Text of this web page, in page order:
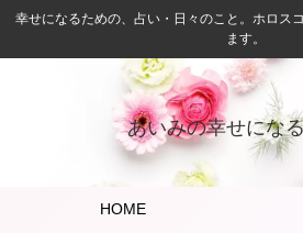
幸せになるための、占い・日々のこと。ホロス
ます。
あいみの幸せにな
HOME